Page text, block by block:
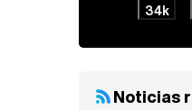
34k
Noticias